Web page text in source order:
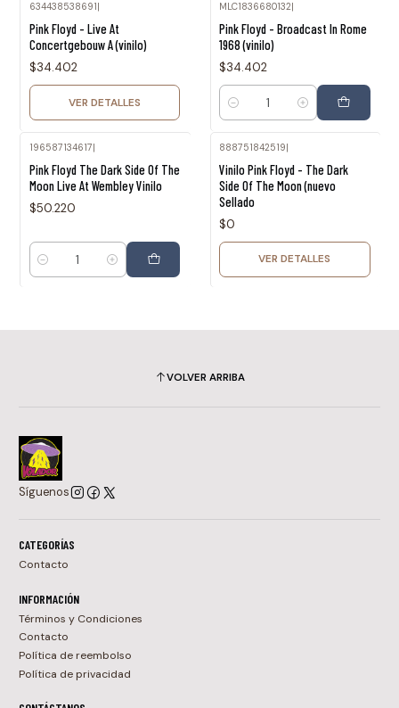
634438538691
Pink Floyd - Live At
Concertgebouw A (vinilo)
$34.402
VER DETALLES
MLC1836680132
Pink Floyd - Broadcast In Rome
1968 (vinilo)
$34.402
Cantidad
196587134617|
Pink Floyd The Dark Side Of The
Moon Live At Wembley Vinilo
$50.220
Cantidad
888751842519|
Vinilo Pink Floyd - The Dark
Side Of The Moon (nuevo
Sellado
$0
VER DETALLES
VOLVER ARRIBA
Síguenos
CATEGORÍAS
Contacto
INFORMACIÓN
Términos y Condiciones
Contacto
Política de reembolso
Política de privacidad